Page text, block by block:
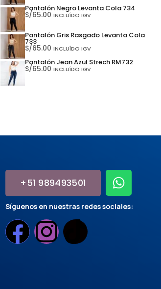
Pantalón Negro Levanta Cola 734
S/65.00 INCLUÍDO IGV
Pantalón Gris Rasgado Levanta Cola
733
S/65.00 INCLUÍDO IGV
Pantalón Jean Azul Strech RM732
S/65.00 INCLUÍDO IGV
+51 989493501
Síguenos en nuestras redes sociales: